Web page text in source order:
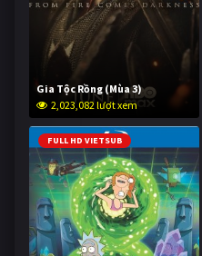
Gia Tộc Rồng (Mùa 3)
2,023,082 lượt xem
FULL HD VIETSUB